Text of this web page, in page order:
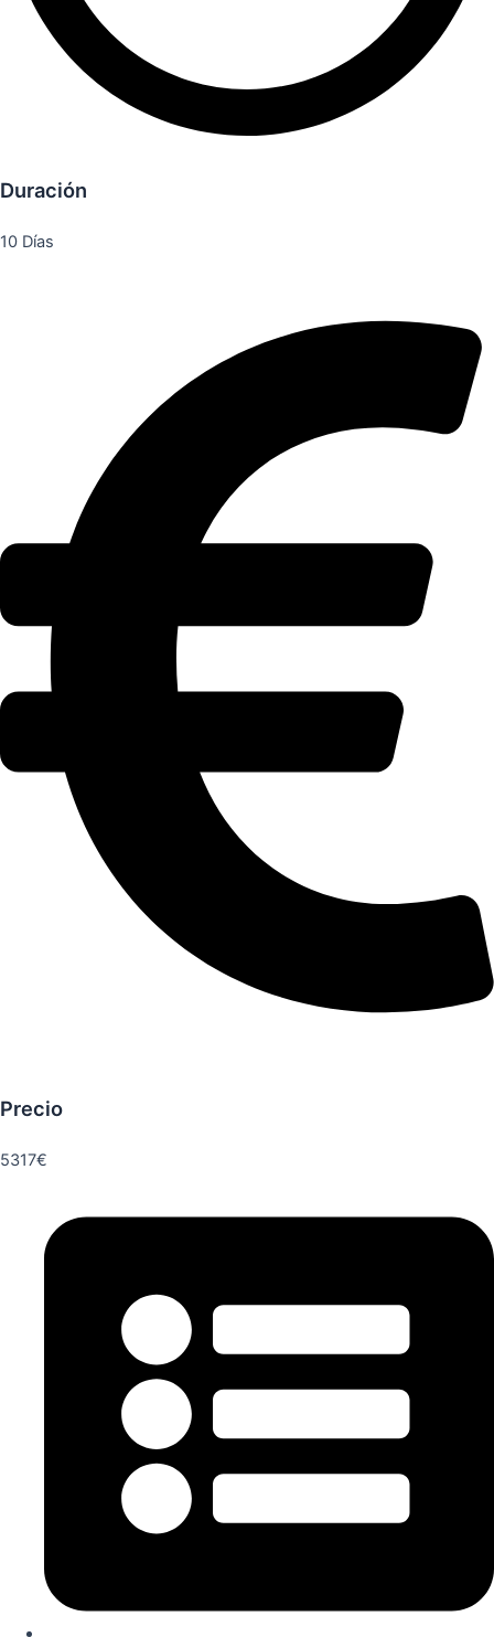
Duración
10 Días
Precio
5317€